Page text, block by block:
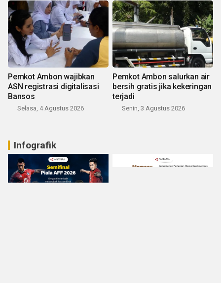
Pemkot Ambon wajibkan
ASN registrasi digitalisasi
Bansos
Selasa, 4 Agustus 2026
Pemkot Ambon salurkan air
bersih gratis jika kekeringan
terjadi
Senin, 3 Agustus 2026
Infografik